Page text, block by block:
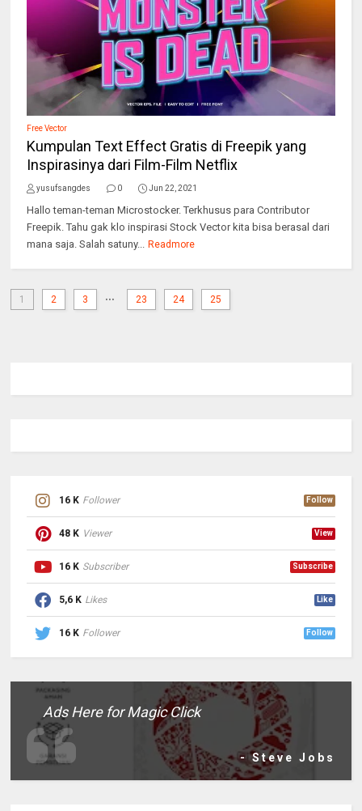
Free Vector
Kumpulan Text Effect Gratis di Freepik yang
Inspirasinya dari Film-Film Netflix
yusufsangdes 0 Jun 22, 2021
Hallo teman-teman Microstocker. Terkhusus para Contributor
Freepik. Tahu gak klo inspirasi Stock Vector kita bisa berasal dari
mana saja. Salah satuny... Readmore
1 2 3 ... 23 24 25
16 K Follower Follow
48 K Viewer View
16 K Subscriber Subscribe
5,6 K Likes Like
16 K Follower Follow
Ads Here for Magic Click
- Steve Jobs